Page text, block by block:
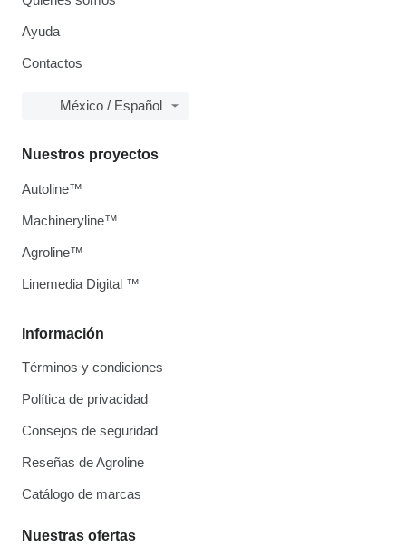
Ayuda
Contactos
México / Español
Información
Términos y condiciones
Política de privacidad
Consejos de seguridad
Reseñas de Agroline
Catálogo de marcas
Nuestras ofertas
Nuestros proyectos
Autoline™
Machineryline™
Agroline™
Linemedia Digital ™